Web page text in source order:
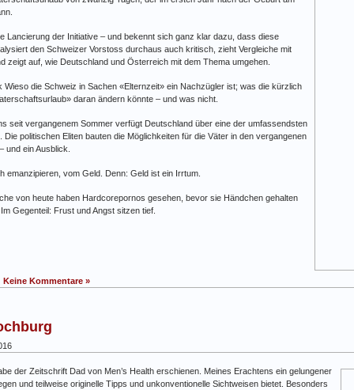
Lancierung der Initiative – und bekennt sich ganz klar dazu, dass diese
den Schweizer Vorstoss durchaus auch kritisch, zieht Vergleiche mit
zeigt auf, wie Deutschland und Österreich mit dem Thema umgehen.
Wieso die Schweiz in Sachen «Elternzeit» ein Nachzügler ist; was die kürzlich
daran ändern könnte – und was nicht.
seit vergangenem Sommer verfügt Deutschland über eine der umfassendsten
politischen Eliten bauten die Möglichkeiten für die Väter in den vergangenen
ein Ausblick.
emanzipieren, vom Geld. Denn: Geld ist ein Irrtum.
von heute haben Hardcorepornos gesehen, bevor sie Händchen gehalten
Gegenteil: Frust und Angst sitzen tief.
Keine Kommentare »
der Zeitschrift Dad von Men’s Health erschienen. Meines Erachtens ein gelungener
und teilweise originelle Tipps und unkonventionelle Sichtweisen bietet. Besonders